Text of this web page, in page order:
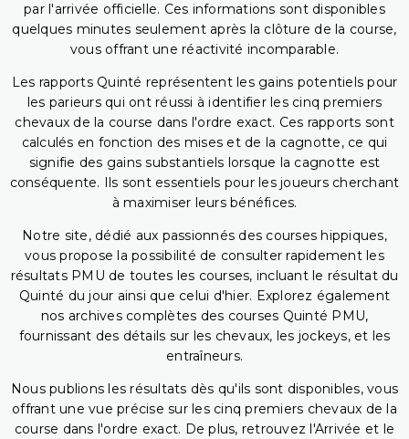
par l'arrivée officielle. Ces informations sont disponibles
quelques minutes seulement après la clôture de la course,
vous offrant une réactivité incomparable.
Les rapports Quinté représentent les gains potentiels pour
les parieurs qui ont réussi à identifier les cinq premiers
chevaux de la course dans l'ordre exact. Ces rapports sont
calculés en fonction des mises et de la cagnotte, ce qui
signifie des gains substantiels lorsque la cagnotte est
conséquente. Ils sont essentiels pour les joueurs cherchant
à maximiser leurs bénéfices.
Notre site, dédié aux passionnés des courses hippiques,
vous propose la possibilité de consulter rapidement les
résultats PMU de toutes les courses, incluant le résultat du
Quinté du jour ainsi que celui d'hier. Explorez également
nos archives complètes des courses Quinté PMU,
fournissant des détails sur les chevaux, les jockeys, et les
entraîneurs.
Nous publions les résultats dès qu'ils sont disponibles, vous
offrant une vue précise sur les cinq premiers chevaux de la
course dans l'ordre exact. De plus, retrouvez l'Arrivée et le